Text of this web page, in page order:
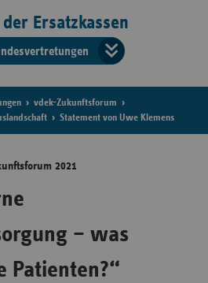
Ersatzkassen
der
vdek-Zukunftsforum
Statement von Uwe Klemens
2021
– was
Patienten?“